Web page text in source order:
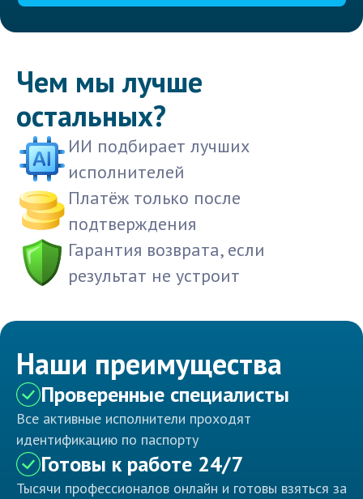
Чем мы лучше
остальных?
ИИ подбирает лучших
исполнителей
Платёж только после
подтверждения
Гарантия возврата, если
результат не устроит
Наши преимущества
Проверенные специалисты
Все активные исполнители проходят
идентификацию по паспорту
Готовы к работе 24/7
Тысячи профессионалов онлайн и готовы взяться за